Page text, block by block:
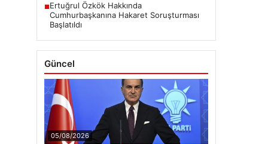
■Ertuğrul Özkök Hakkında
Cumhurbaşkanına Hakaret Soruşturması
Başlatıldı
Güncel
05/08/2026